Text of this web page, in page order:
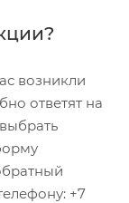
возникли
ответят на
+7